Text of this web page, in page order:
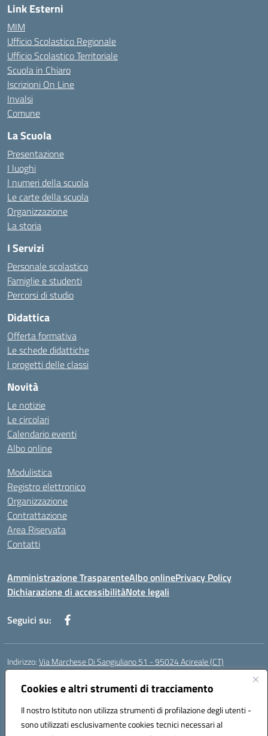
Cookies e altri strumenti di tracciamento
Il nostro Istituto non utilizza strumenti di profilazione degli utenti -
sono utilizzati esclusivamente cookies tecnici necessari al
Link Esterni
MIM
Ufficio Scolastico Regionale
Ufficio Scolastico Territoriale
Scuola in Chiaro
Iscrizioni On Line
Invalsi
Comune
La Scuola
Presentazione
I luoghi
I numeri della scuola
Le carte della scuola
Organizzazione
La storia
I Servizi
Personale scolastico
Famiglie e studenti
Percorsi di studio
Didattica
Offerta formativa
Le schede didattiche
I progetti delle classi
Novità
Le notizie
Le circolari
Calendario eventi
Albo online
Modulistica
Registro elettronico
Organizzazione
Contrattazione
Area Riservata
Contatti
Amministrazione TrasparenteAlbo onlinePrivacy Policy
Dichiarazione di accessibilitàNote legali
Seguici su:
Indirizzo:Via Marchese Di Sangiuliano 51 - 95024 Acireale (CT)
Centralino:
Posta elettronica certificata (PEC):ctic8at00b@pec.istruzione.it
Codice fiscale: 81001970870
Codice meccanografico:CTIC8AT00B